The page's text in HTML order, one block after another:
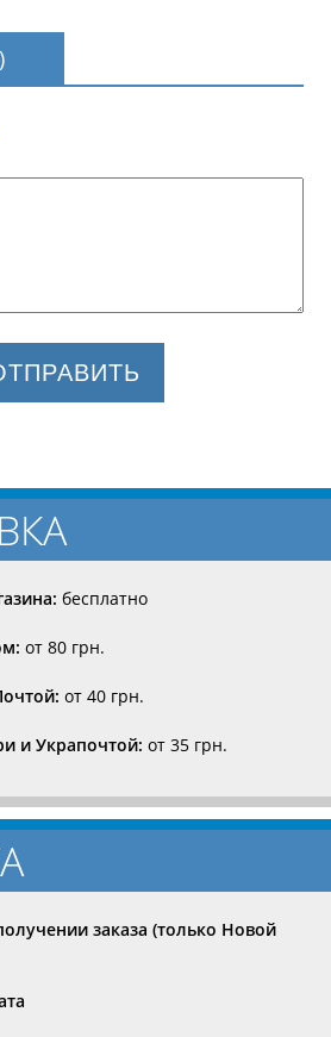
бесплатно
от 80 грн.
от 40 грн.
и Украпочтой: от 35 грн.
заказа (только Новой